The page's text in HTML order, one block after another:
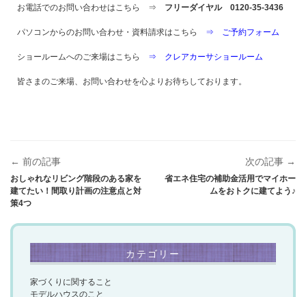
お電話でのお問い合わせはこちら ⇒ フリーダイヤル 0120-35-3436
パソコンからのお問い合わせ・資料請求はこちら ⇒ ご予約フォーム
ショールームへのご来場はこちら ⇒ クレアカーサショールーム
皆さまのご来場、お問い合わせを心よりお待ちしております。
← 前の記事
おしゃれなリビング階段のある家を
建てたい！間取り計画の注意点と対
策4つ
次の記事 →
省エネ住宅の補助金活用でマイホー
ムをおトクに建てよう♪
カテゴリー
家づくりに関すること
モデルハウスのこと